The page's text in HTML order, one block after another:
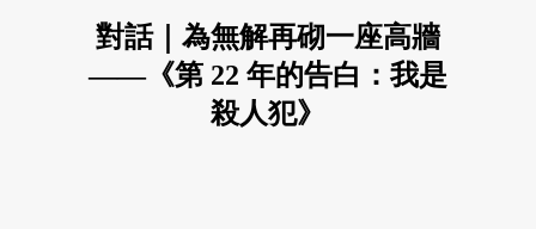
對話｜為無解再砌一座高牆
——《第 22 年的告白：我是
殺人犯》